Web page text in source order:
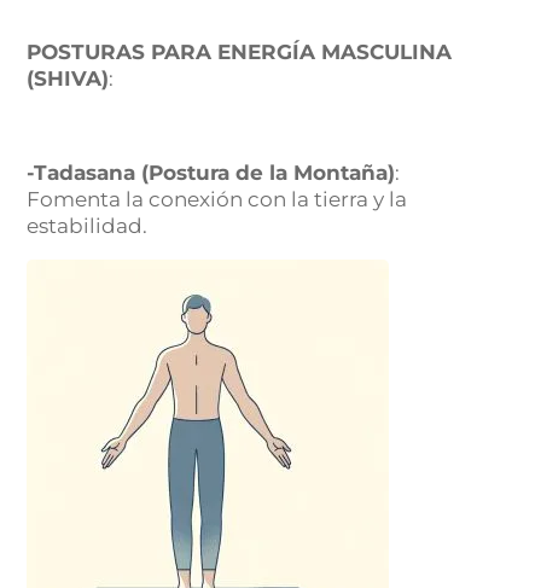
POSTURAS PARA ENERGÍA MASCULINA
(SHIVA):
-Tadasana (Postura de la Montaña):
Fomenta la conexión con la tierra y la
estabilidad.